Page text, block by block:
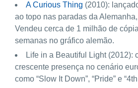
A Curious Thing (2010):
ao topo nas paradas da
Vendeu cerca de 1 milhão de
semanas no gráfico alemão.
Life in a Beautiful Light (2012):
crescente presença no cenário
como “Slow It Down”, “Pride” e